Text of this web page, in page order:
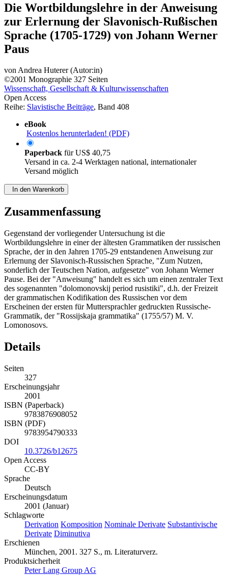
Die Wortbildungslehre in der Anweisung
zur Erlernung der Slavonisch-Rußischen
Sprache (1705-1729) von Johann Werner
Paus
vonAndrea Huterer (Autor:in)
©2001 Monographie 327 Seiten
Wissenschaft, Gesellschaft & Kulturwissenschaften
Open Access
Reihe: Slavistische Beiträge, Band 408
eBook
Kostenlos herunterladen! (PDF)
Paperback fürUS$ 40,75
Versand in ca. 2-4 Werktagen national, internationaler
Versand möglich
In den Warenkorb
Zusammenfassung
Gegenstand der vorliegender Untersuchung ist die
Wortbildungslehre in einer der ältesten Grammatiken der russischen
Sprache, der in den Jahren 1705-29 entstandenen Anweisung zur
Erlernung der Slavonisch-Russischen Sprache, "Zum Nutzen,
sonderlich der Teutschen Nation, aufgesetze" von Johann Werner
Pause. Bei der "Anweisung" handelt es sich um einen zentraler Text
des sogenannten "dolomonovskij period rusistiki", d.h. der Freizeit
der grammatischen Kodifikation des Russischen vor dem
Erscheinen der ersten für Muttersprachler gedruckten Russische-
Grammatik, der "Rossijskaja grammatika" (1755/57) M. V.
Lomonosovs.
Details
Seiten
327
Erscheinungsjahr
2001
ISBN (Paperback)
9783876908052
ISBN (PDF)
9783954790333
DOI
10.3726/b12675
Open Access
CC-BY
Sprache
Deutsch
Erscheinungsdatum
2001 (Januar)
Schlagworte
Derivation Komposition Nominale Derivate Substantivische
Derivate Diminutiva
Erschienen
München, 2001. 327 S., m. Literaturverz.
Produktsicherheit
Peter Lang Group AG